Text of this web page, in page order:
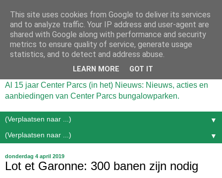
Al 15 jaar Center Parcs (in het) Nieuws: Nieuws, acties en
aanbiedingen van Center Parcs bungalowparken.
▼
▼
donderdag 4 april 2019
Lot et Garonne: 300 banen zijn nodig
This site uses cookies from Google to deliver its services
and to analyze traffic. Your IP address and user-agent are
shared with Google along with performance and security
metrics to ensure quality of service, generate usage
statistics, and to detect and address abuse.
LEARN MORE GOT IT